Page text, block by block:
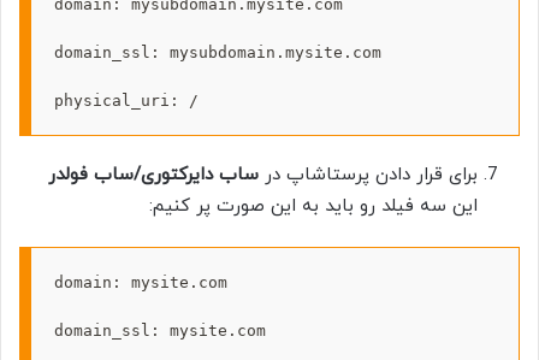
domain: mysubdomain.mysite.com
domain_ssl: mysubdomain.mysite.com
physical_uri: /
برای قرار دادن پرستاشاپ در ساب دایرکتوری/ساب فولدر
این سه فیلد رو باید به این صورت پر کنیم:
domain: mysite.com
domain_ssl: mysite.com